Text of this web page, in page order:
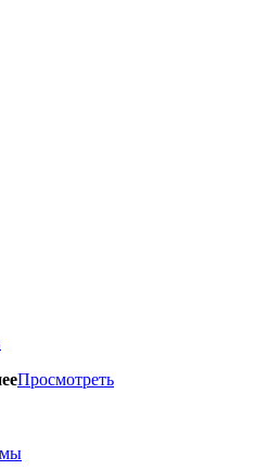
Просмотреть